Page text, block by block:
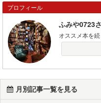
プロフィール
ふみや0723
オススメ本を
月別記事一覧を見る